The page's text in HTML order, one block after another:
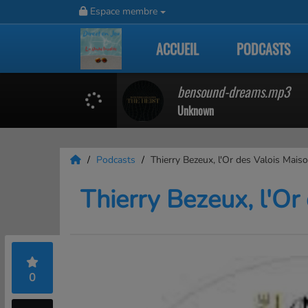
Espace membre
ACCUEIL PODCASTS
bensound-dreams.mp3
Unknown
Podcasts Thierry Bezeux, l'Or des Valois
Thierry Bezeux,
0